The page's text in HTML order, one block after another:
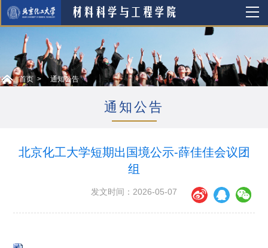
首页 通知公告
通知公告
北京化工大学短期出国境公示-薛佳佳会议团
组
发文时间：2026-05-07